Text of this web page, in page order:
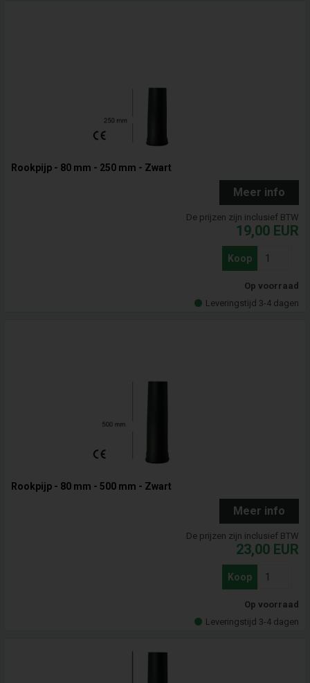
Rookpijp - 80 mm - 250 mm - Zwart
Meer info
De prijzen zijn inclusief BTW
19,00 EUR
Koop
Op voorraad
Leveringstijd 3-4 dagen
Rookpijp - 80 mm - 500 mm - Zwart
Meer info
De prijzen zijn inclusief BTW
23,00 EUR
Koop
Op voorraad
Leveringstijd 3-4 dagen